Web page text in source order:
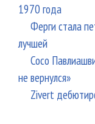
1970 года
Ферги стала
лучшей
Сосо
не вернулся»
Zivert